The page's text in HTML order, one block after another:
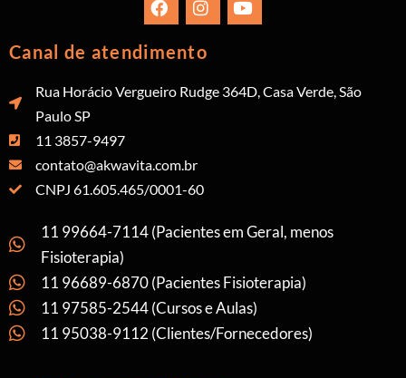
Canal de atendimento
Rua Horácio Vergueiro Rudge 364D, Casa Verde, São
Paulo SP
11 3857-9497
contato@akwavita.com.br
CNPJ 61.605.465/0001-60
11 99664-7114 (Pacientes em Geral, menos
Fisioterapia)
11 96689-6870 (Pacientes Fisioterapia)
11 97585-2544 (Cursos e Aulas)
11 95038-9112 (Clientes/Fornecedores)